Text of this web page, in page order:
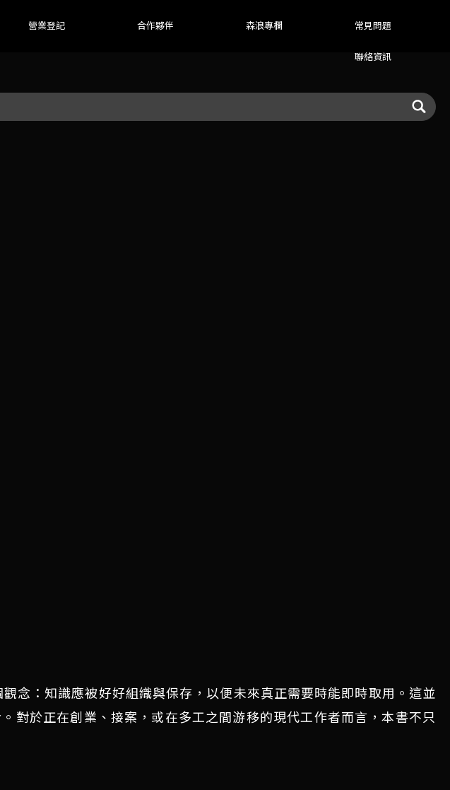
營業登記 合作夥伴 森浪專欄 常見問題
FAQ
聯絡資訊
：知識應被好好組織與保存，以便未來真正需要時能即時取用。這並
對於正在創業、接案，或在多工之間游移的現代工作者而言，本書不只